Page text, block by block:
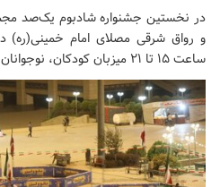
در نخستین جشنواره شادبوم یک‌صد
ساعت ۱۵ تا ۲۱ میزبان کودکان، نوجوانان و خانواده‌هایشان هستند.